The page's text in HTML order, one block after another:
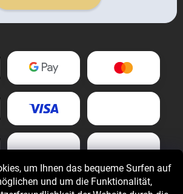
um Ihnen das bequeme Surfen auf
und um die Funktionalität,